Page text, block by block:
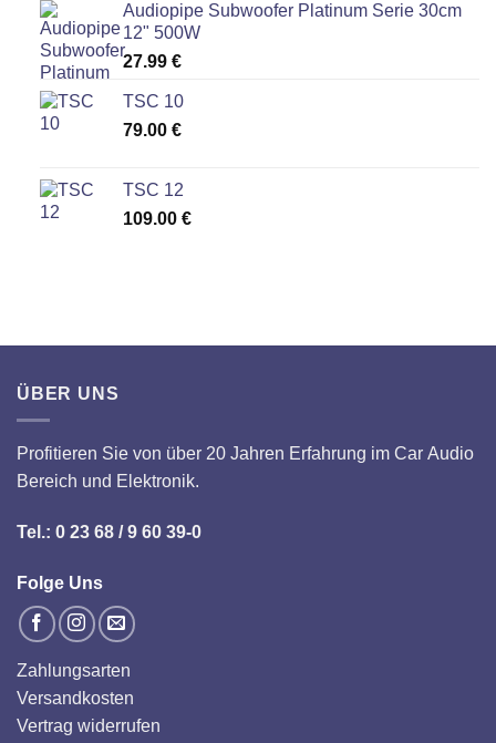
Audiopipe Subwoofer Platinum Serie 30cm
12" 500W
27.99 €
TSC 10
79.00 €
TSC 12
109.00 €
ÜBER UNS
Profitieren Sie von über 20 Jahren Erfahrung im Car Audio
Bereich und Elektronik.
Tel.: 0 23 68 / 9 60 39-0
Folge Uns
Zahlungsarten
Versandkosten
Vertrag widerrufen